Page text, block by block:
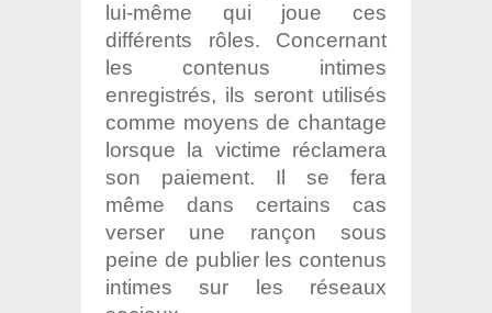
lui-même qui joue ces
différents rôles. Concernant
les contenus intimes
enregistrés, ils seront utilisés
comme moyens de chantage
lorsque la victime réclamera
son paiement. Il se fera
même dans certains cas
verser une rançon sous
peine de publier les contenus
intimes sur les réseaux